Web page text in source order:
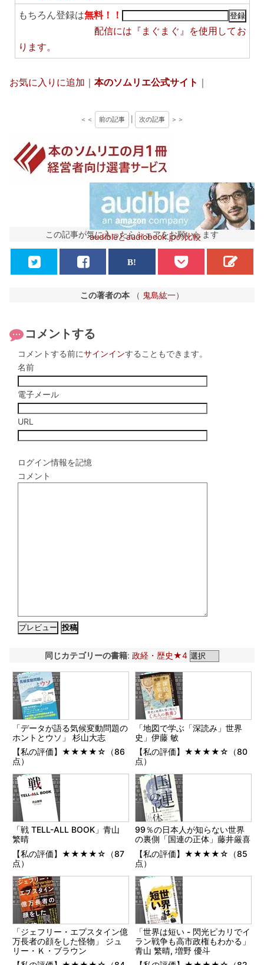
もちろん登録は無料！！
配信には 『まぐまぐ』 を使用してお
ります。
お気に入りに追加 ｜ 本のソムリエ公式サイト ｜
＜＜ 前の記事 次の記事 ＞＞
audibleとaudiobook.jpの比較
この記事が気に入ったらシェアをお願いします
この著者の本 （ 鬼島紘一）
コメントする
コメントする前にサインインすることもできます。
名前
電子メール
URL
ログイン情報を記憶
コメント
同じカテゴリーの書籍: 政経・歴史★4
「データが語る気候変動問題の
ホントとウソ」 杉山大志
【私の評価】★★★★☆（86
点）
「地図で学ぶ「深読み」世界
史」伊藤 敏
【私の評価】★★★★☆（80
点）
「戦 TELL-ALL BOOK」青山
繁晴
【私の評価】★★★★☆（87
点）
99％の日本人が知らない世界
の裏側「国連の正体」藤井厳喜
【私の評価】★★★★☆（85
点）
「ジェフリー・エプスタイン億
万長者の顔をした怪物」 ジュ
リー・Ｋ・ブラウン
「世界は短い - 閃光ピカリでイ
ラン戦争も高市政権もわかる」
青山 繁晴, 増野 優斗